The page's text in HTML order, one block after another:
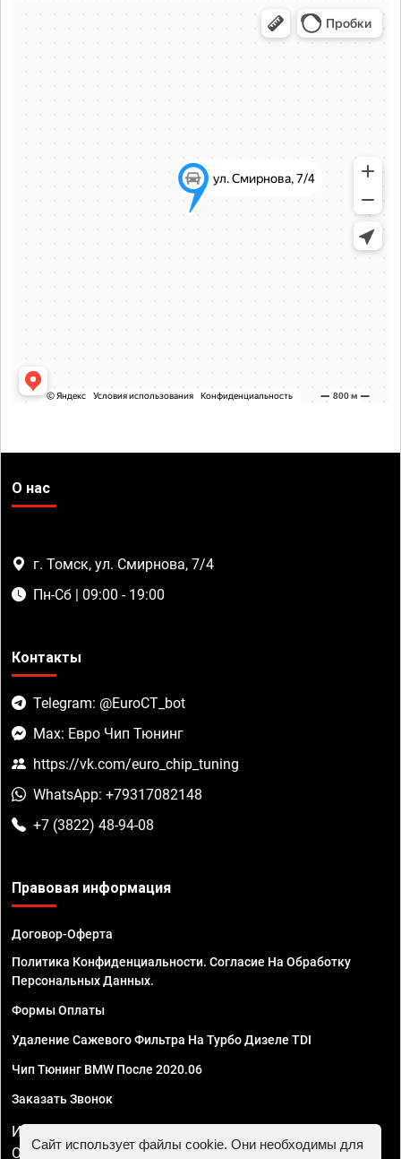
О нас
г. Томск, ул. Смирнова, 7/4
Пн-Сб | 09:00 - 19:00
Контакты
Telegram: @EuroCT_bot
Max: Евро Чип Тюнинг
https://vk.com/euro_chip_tuning
WhatsApp: +79317082148
+7 (3822) 48-94-08
Правовая информация
Договор-Оферта
Политика Конфиденциальности. Согласие На Обработку
Персональных Данных.
Формы Оплаты
Удаление Сажевого Фильтра На Турбо Дизеле TDI
Чип Тюнинг BMW После 2020.06
Заказать Звонок
ИП Смирнов Георгий Павлович. ИНН 781302555843,
ОГРНИП 324470400032610
Сайт использует файлы cookie. Они необходимы для